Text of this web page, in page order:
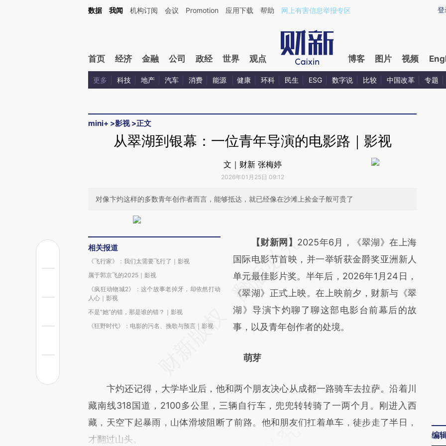
登
数据 我闻 机构订阅 会议 Promotion 应用下载 帮助 网上有害信息举报专区
首页 经济 金融 公司 政经 世界 观点 博客 图片 视频
更多 科技 地产 汽车 消费 能源 健康 环科 民生 ESG 数字说 比较 中国改革 专题
mini+ >影视>正文
从翠湖到银幕：一位青年导演的电影路｜影视
文｜财新 张梅婷
2026年01月25日 09:12
对像卞灼这样的多数青年创作者而言，能够抵达，就已经像在沙滩上捡金子般可贵了
相关报道
《飞行家》：我们太需要飞行了｜影视
属于郭京飞的2025｜影视
《疯狂动物城2》：这个故事老掉牙，却依然打动
人心｜影视
不是“她”的错，那是谁的错？｜影视
《狂野时代》：电影的污名、挽歌与预言｜影视
【财新网】 2025年6月，《翠湖》在上海
国际电影节首映，并一举斩获金爵奖亚洲新人
单元最佳影片奖。半年后，2026年1月24日，
《翠湖》正式上映。在上映前夕，财新与《翠
湖》导演卞灼聊了聊这部电影台前幕后的故
事，以及青年创作者的处境。
萌芽
卞灼还记得，大学毕业后，他和两个朋友决心从成都一路骑车去拉萨。沿着川
藏南线318国道，2100多公里，三辆自行车，兜兜转转骑了一两个月。刚进入西
藏，天空下起暴雨，山体滑坡阻断了前路。他和朋友们扛着单车，徒步走了半日，
才翻过山头。
编